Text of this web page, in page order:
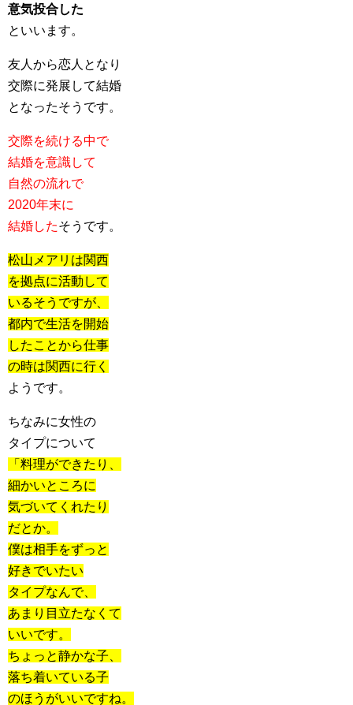
意気投合した
といいます。
友人から恋人となり
交際に発展して結婚
となったそうです。
交際を続ける中で
結婚を意識して
自然の流れで
2020年末に
結婚したそうです。
松山メアリは関西
を拠点に活動して
いるそうですが、
都内で生活を開始
したことから仕事
の時は関西に行く
ようです。
ちなみに女性の
タイプについて
「料理ができたり、
細かいところに
気づいてくれたり
だとか。
僕は相手をずっと
好きでいたい
タイプなんで、
あまり目立たなくて
いいです。
ちょっと静かな子、
落ち着いている子
のほうがいいですね。